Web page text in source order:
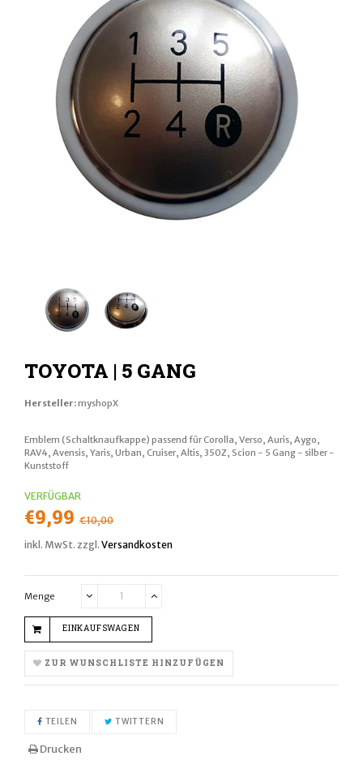
TOYOTA | 5 GANG
Hersteller:myshopX
Emblem (Schaltknaufkappe) passend für Corolla, Verso, Auris, Aygo,
RAV4, Avensis, Yaris, Urban, Cruiser, Altis, 350Z, Scion - 5 Gang - silber -
Kunststoff
VERFÜGBAR
Normaler
Preis
€9,99 €10,00
inkl. MwSt. zzgl. Versandkosten
Menge
missing:
de.cart.general.reduce_quantity
EINKAUFSWAGEN
ZUR WUNSCHLISTE HINZUFÜGEN
TEILEN AUF FACEBOOK TEILEN
TWITTERN
Drucken